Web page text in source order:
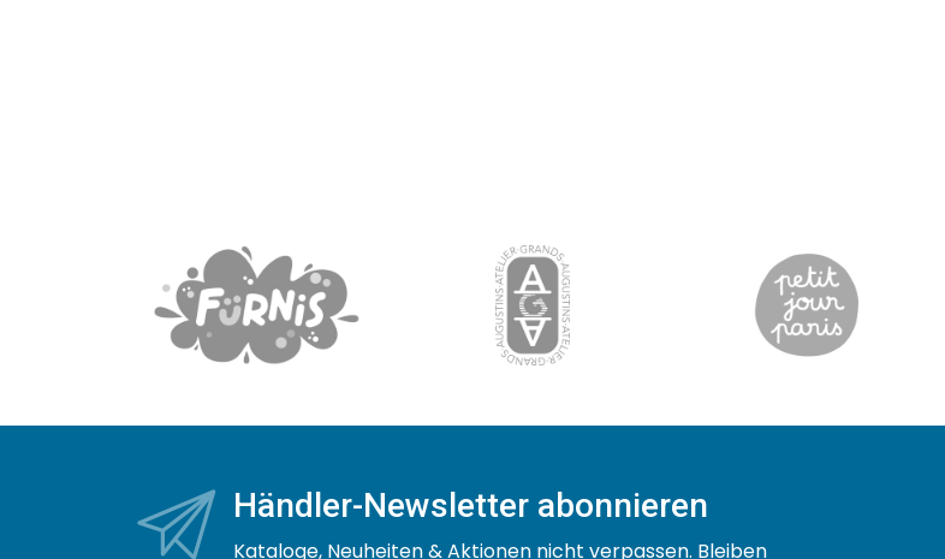
Händler-Newsletter abonnieren
Kataloge, Neuheiten & Aktionen nicht verpassen. Bleiben